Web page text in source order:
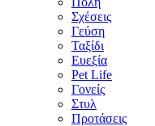
Σχέσεις
Γεύση
Ταξίδι
Ευεξία
Pet Life
Γονείς
Στυλ
Προτάσεις